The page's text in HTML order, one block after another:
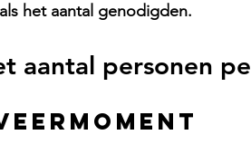
het aantal genodigden.
aantal personen